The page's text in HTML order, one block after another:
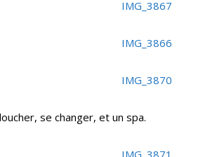
se changer, et un spa.